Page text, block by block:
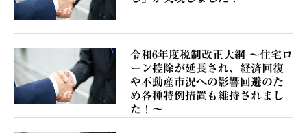
令和6年度税制改正大綱 ～住宅ロ
ーン控除が延長され、経済回復
や不動産市況への影響回避のた
め各種特例措置も維持されまし
た！～